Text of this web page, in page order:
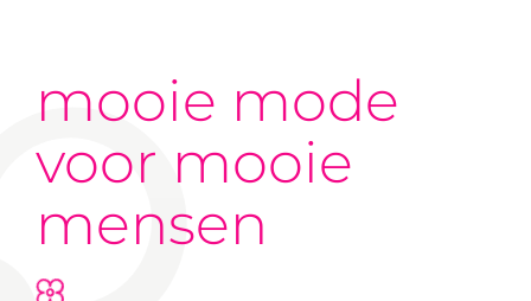
mooie mode
voor mooie
mensen